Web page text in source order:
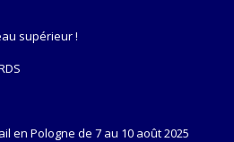
supérieur !
en Pologne de 7 au 10 août 2025